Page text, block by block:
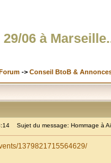
06 à
-> Conseil BtoB &
Sujet du message: Hommage à
1379821715564629/